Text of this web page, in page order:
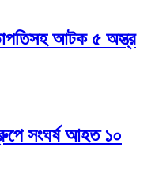
আটক ৫ অস্ত্র
সংঘর্ষ আহত ১০